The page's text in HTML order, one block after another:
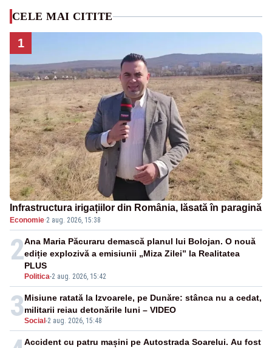
CELE MAI CITITE
1
Infrastructura irigațiilor din România, lăsată în paragină
Economie·2 aug. 2026, 15:38
2
Politica-2 aug. 2026, 15:42
Ana Maria Păcuraru demască planul lui Bolojan. O nouă
ediție explozivă a emisiunii „Miza Zilei” la Realitatea
PLUS
3Social-2 aug. 2026, 15:48
Misiune ratată la Izvoarele, pe Dunăre: stânca nu a cedat,
militarii reiau detonările luni – VIDEO
Accident cu patru mașini pe Autostrada Soarelui. Au fost